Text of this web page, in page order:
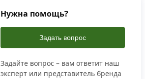
Нужна помощь?
Задать вопрос
Задайте вопрос – вам ответит наш
эксперт или представитель бренда